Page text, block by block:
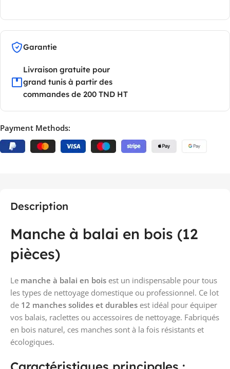
Garantie
Livraison gratuite pour
grand tunis à partir des
commandes de 200 TND HT
Payment Methods:
Description
Manche à balai en bois (12
pièces)
Le manche à balai en bois est un indispensable pour tous
les types de nettoyage domestique ou professionnel. Ce lot
de 12 manches solides et durables est idéal pour équiper
vos balais, raclettes ou accessoires de nettoyage. Fabriqués
en bois naturel, ces manches sont à la fois résistants et
écologiques.